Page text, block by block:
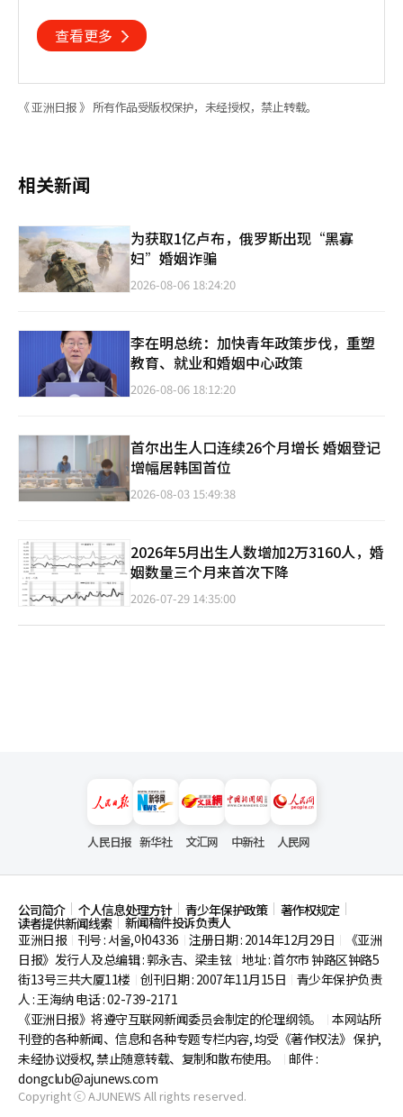
查看更多
《 亚洲日报 》 所有作品受版权保护，未经授权，禁止转载。
相关新闻
为获取1亿卢布，俄罗斯出现“黑寡
妇”婚姻诈骗
2026-08-06 18:24:20
李在明总统：加快青年政策步伐，重塑
教育、就业和婚姻中心政策
2026-08-06 18:12:20
首尔出生人口连续26个月增长 婚姻登记
增幅居韩国首位
2026-08-03 15:49:38
2026年5月出生人数增加2万3160人，婚
姻数量三个月来首次下降
2026-07-29 14:35:00
人民日报 新华社 文汇网 中新社 人民网
公司简介 个人信息处理方针 青少年保护政策 著作权规定
读者提供新闻线索
新闻稿件投诉负责人
亚洲日报
刊号 : 서울,아04336 注册日期 : 2014年12月29日
《亚洲
日报》发行人及总编辑 : 郭永吉、梁圭铉 地址 : 首尔市钟路区钟路5
街13号三共大厦11楼 创刊日期 : 2007年11月15日
青少年保护负责
人 : 王海纳 电话 : 02-739-2171
《亚洲日报》将遵守互联网新闻委员会制定的伦理纲领。
本网站所
刊登的各种新闻、信息和各种专题专栏内容, 均受《著作权法》 保护,
未经协议授权, 禁止随意转载、复制和散布使用。
邮件 :
dongclub@ajunews.com
Copyright ⓒ AJUNEWS All rights reserved.